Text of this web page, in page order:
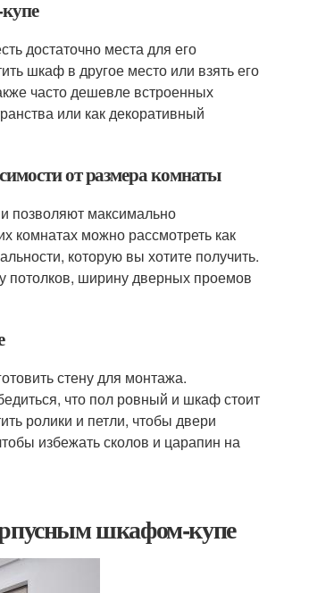
достаточно места для его
шкаф в другое место или взять его
часто дешевле встроенных
или как декоративный
от размера комнаты
позволяют максимально
комнатах можно рассмотреть как
которую вы хотите получить.
потолков, ширину дверных проемов
стену для монтажа.
что пол ровный и шкаф стоит
ролики и петли, чтобы двери
избежать сколов и царапин на
шкафом-купе